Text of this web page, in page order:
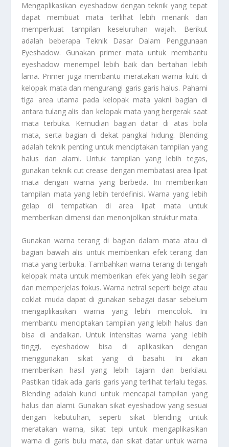
Mengaplikasikan eyeshadow dengan teknik yang tepat
dapat membuat mata terlihat lebih menarik dan
memperkuat tampilan keseluruhan wajah. Berikut
adalah beberapa Teknik Dasar Dalam Penggunaan
Eyeshadow. Gunakan primer mata untuk membantu
eyeshadow menempel lebih baik dan bertahan lebih
lama. Primer juga membantu meratakan warna kulit di
kelopak mata dan mengurangi garis garis halus. Pahami
tiga area utama pada kelopak mata yakni bagian di
antara tulang alis dan kelopak mata yang bergerak saat
mata terbuka. Kemudian bagian datar di atas bola
mata, serta bagian di dekat pangkal hidung. Blending
adalah teknik penting untuk menciptakan tampilan yang
halus dan alami. Untuk tampilan yang lebih tegas,
gunakan teknik cut crease dengan membatasi area lipat
mata dengan warna yang berbeda. Ini memberikan
tampilan mata yang lebih terdefinisi. Warna yang lebih
gelap di tempatkan di area lipat mata untuk
memberikan dimensi dan menonjolkan struktur mata.
Gunakan warna terang di bagian dalam mata atau di
bagian bawah alis untuk memberikan efek terang dan
mata yang terbuka. Tambahkan warna terang di tengah
kelopak mata untuk memberikan efek yang lebih segar
dan memperjelas fokus. Warna netral seperti beige atau
coklat muda dapat di gunakan sebagai dasar sebelum
mengaplikasikan warna yang lebih mencolok. Ini
membantu menciptakan tampilan yang lebih halus dan
bisa di andalkan. Untuk intensitas warna yang lebih
tinggi, eyeshadow bisa di aplikasikan dengan
menggunakan sikat yang di basahi. Ini akan
memberikan hasil yang lebih tajam dan berkilau.
Pastikan tidak ada garis garis yang terlihat terlalu tegas.
Blending adalah kunci untuk mencapai tampilan yang
halus dan alami. Gunakan sikat eyeshadow yang sesuai
dengan kebutuhan, seperti sikat blending untuk
meratakan warna, sikat tepi untuk mengaplikasikan
warna di garis bulu mata, dan sikat datar untuk warna